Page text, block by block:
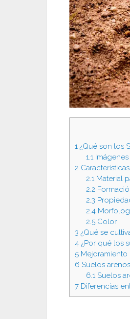
1 ¿Qué son los
1.1Imágenes
2 Características
2.1Material
2.2
2.3
2.4
2.5Color
3 ¿Qué se
4 ¿Por qué los
5
6 Suelos
6.1Suelos
7 Diferencias